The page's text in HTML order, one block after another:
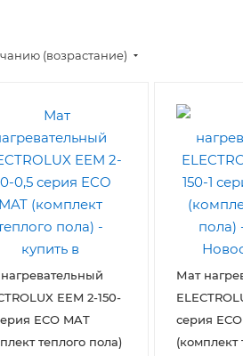
(возрастание)
EEM 2-150-
ECO MAT
теплого пола)
Мат
серия
(комплект